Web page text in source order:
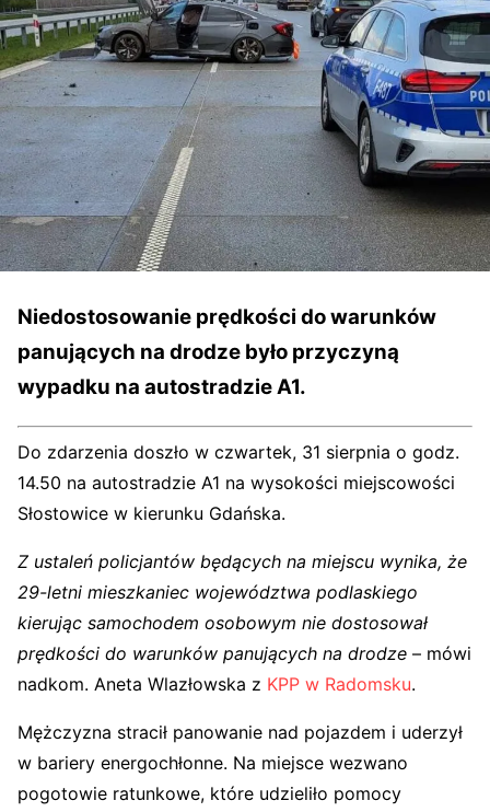
Niedostosowanie prędkości do warunków
panujących na drodze było przyczyną
wypadku na autostradzie A1.
Do zdarzenia doszło w czwartek, 31 sierpnia o godz.
14.50 na autostradzie A1 na wysokości miejscowości
Słostowice w kierunku Gdańska.
Z ustaleń policjantów będących na miejscu wynika, że
29-letni mieszkaniec województwa podlaskiego
kierując samochodem osobowym nie dostosował
prędkości do warunków panujących na drodze – mówi
nadkom. Aneta Wlazłowska z KPP w Radomsku.
Mężczyzna stracił panowanie nad pojazdem i uderzył
w bariery energochłonne. Na miejsce wezwano
pogotowie ratunkowe, które udzieliło pomocy